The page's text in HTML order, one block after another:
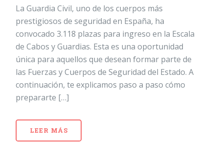
La Guardia Civil, uno de los cuerpos más
prestigiosos de seguridad en España, ha
convocado 3.118 plazas para ingreso en la Escala
de Cabos y Guardias. Esta es una oportunidad
única para aquellos que desean formar parte de
las Fuerzas y Cuerpos de Seguridad del Estado. A
continuación, te explicamos paso a paso cómo
prepararte […]
LEER MÁS